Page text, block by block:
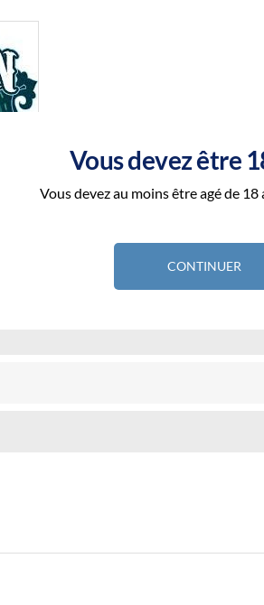
Vous devez être
Vous devez au moins être agé de
CONTINUER